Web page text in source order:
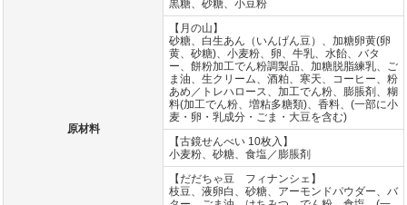
原材料
黒糖、砂糖、小豆粉
【月の山】
砂糖、白生あん（いんげん豆）、加糖卵黄(卵
黄、砂糖)、小麦粉、卵、牛乳、水飴、バタ
ー、餅粉加工でん粉調製品、加糖脱脂練乳、ご
ま油、生クリーム、酒粕、寒天、コーヒー、粉
あめ／トレハロース、加工でん粉、膨脹剤、糊
料(加工でん粉、増粘多糖類)、香料、(一部に小
麦・卵・乳成分・ごま・大豆を含む)
【古鏡せんべい 10枚入】
小麦粉、砂糖、食塩／膨脹剤
【だだちゃ豆 フィナンシェ】
枝豆、液卵白、砂糖、アーモンドパウダー、バ